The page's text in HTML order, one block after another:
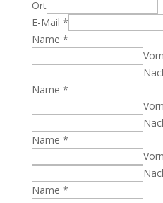
Ort
E-Mail *
Name *
Name *
Name *
Name *